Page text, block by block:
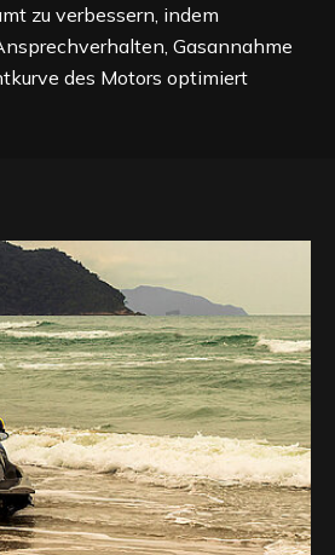
zu verbessern, indem
Gasannahme
des Motors optimiert